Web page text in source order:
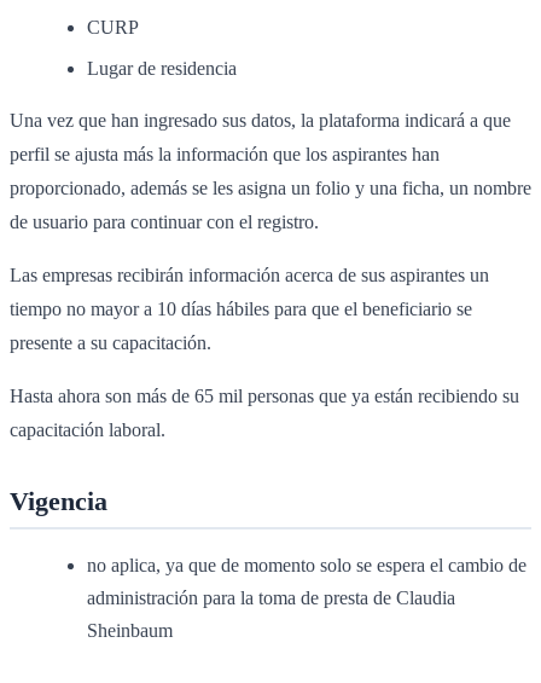
CURP
Lugar de residencia
Una vez que han ingresado sus datos, la plataforma indicará a que
perfil se ajusta más la información que los aspirantes han
proporcionado, además se les asigna un folio y una ficha, un nombre
de usuario para continuar con el registro.
Las empresas recibirán información acerca de sus aspirantes un
tiempo no mayor a 10 días hábiles para que el beneficiario se
presente a su capacitación.
Hasta ahora son más de 65 mil personas que ya están recibiendo su
capacitación laboral.
Vigencia
no aplica, ya que de momento solo se espera el cambio de
administración para la toma de presta de Claudia
Sheinbaum